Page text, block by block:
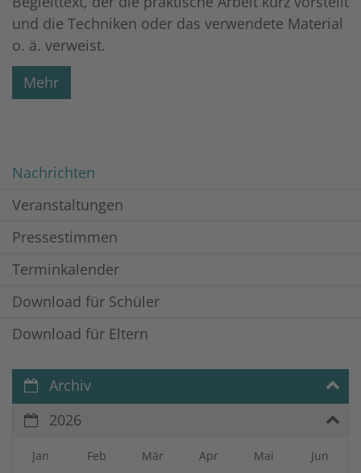
und die Techniken oder das verwendete Material
o. ä. verweist.
Mehr
Nachrichten
Veranstaltungen
Pressestimmen
Terminkalender
Download für Schüler
Download für Eltern
Archiv
2026
Jan Feb Mär Apr Mai Jun